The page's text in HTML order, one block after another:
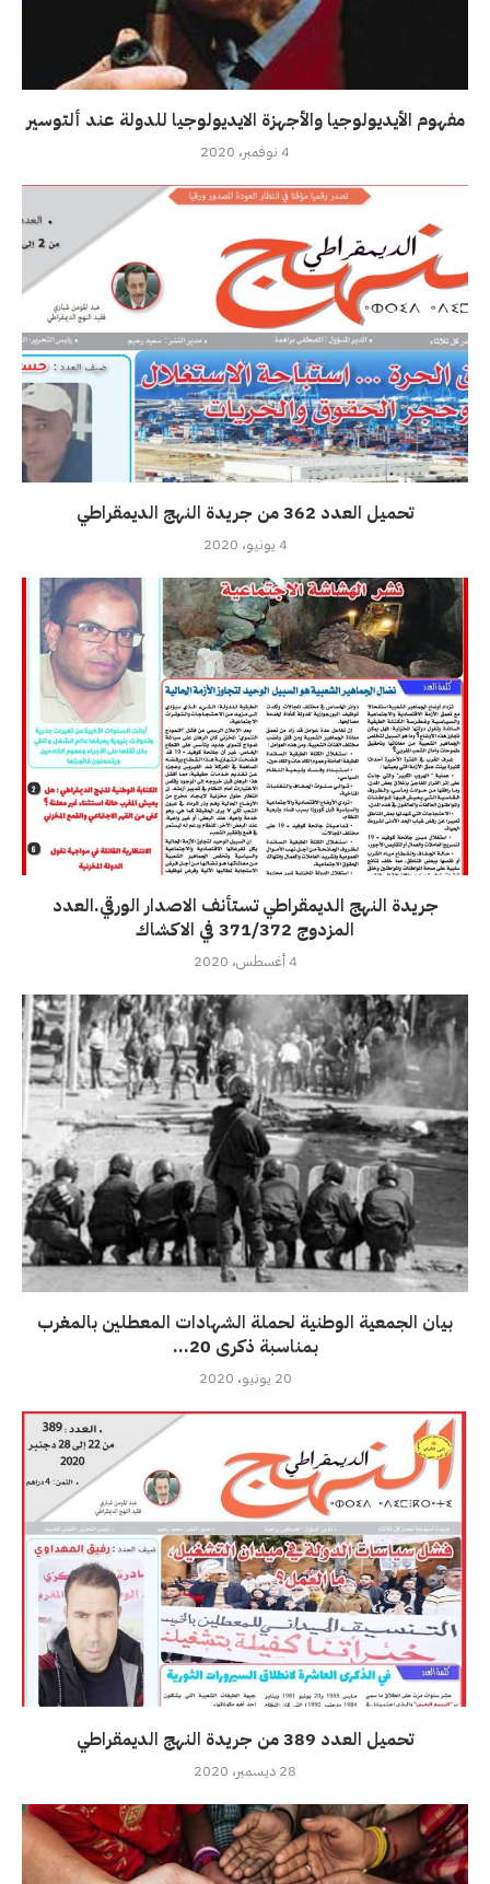
مفهوم الأيديولوجيا والأجهزة الايديولوجيا للدولة عند ألتوسير
4 نوفمبر، 2020
تحميل العدد 362 من جريدة النهج الديمقراطي
4 يونيو، 2020
جريدة النهج الديمقراطي تستأنف الاصدار الورقي.العدد
المزدوج 371/372 في الاكشاك
4 أغسطس، 2020
بيان الجمعية الوطنية لحملة الشهادات المعطلين بالمغرب
بمناسبة ذكرى 20...
20 يونيو، 2020
تحميل العدد 389 من جريدة النهج الديمقراطي
28 ديسمبر، 2020